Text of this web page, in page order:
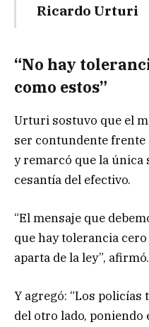
Ricardo Urturi
“No hay
como estos”
Urturi sostuvo que el
ser contundente frente
y remarcó que la única
cesantía del efectivo.
“El mensaje que
que hay tolerancia
aparta de la ley”, afirmó.
Y agregó: “Los
del otro lado, poniendo